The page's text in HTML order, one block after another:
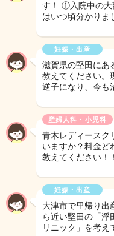
す！ ①入院中の大
はいつ頃分かり
妊娠・出産
滋賀県の堅田にあ
教えてください。
逆子になり、今も
産婦人科・小児科
青木レディースク
いますか？料金ど
教えてください！
妊娠・出産
大津市で里帰り出
ら近い堅田の「浮
リニック」を考え